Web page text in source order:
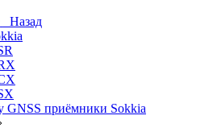
Назад
GNSS приёмники Sokkia